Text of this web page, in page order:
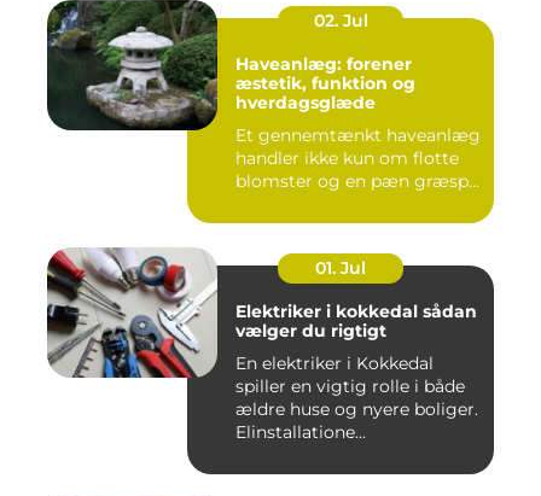
02. Jul
Haveanlæg: forener
æstetik, funktion og
hverdagsglæde
Et gennemtænkt haveanlæg
handler ikke kun om flotte
blomster og en pæn græsp...
01. Jul
Elektriker i kokkedal sådan
vælger du rigtigt
En elektriker i Kokkedal
spiller en vigtig rolle i både
ældre huse og nyere boliger.
Elinstallatione...